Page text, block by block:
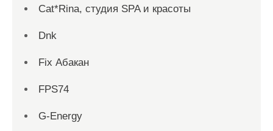
Cat*Rina, студия SPA и красоты
Dnk
Fix Абакан
FPS74
G-Energy